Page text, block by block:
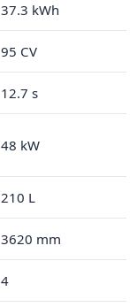
37.3 kWh
95 CV
12.7 s
48 kW
210 L
3620 mm
4